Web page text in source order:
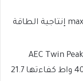
إنتاجية الطاقة
من نوع AEC Twin Peak
كفاءتها 21.7